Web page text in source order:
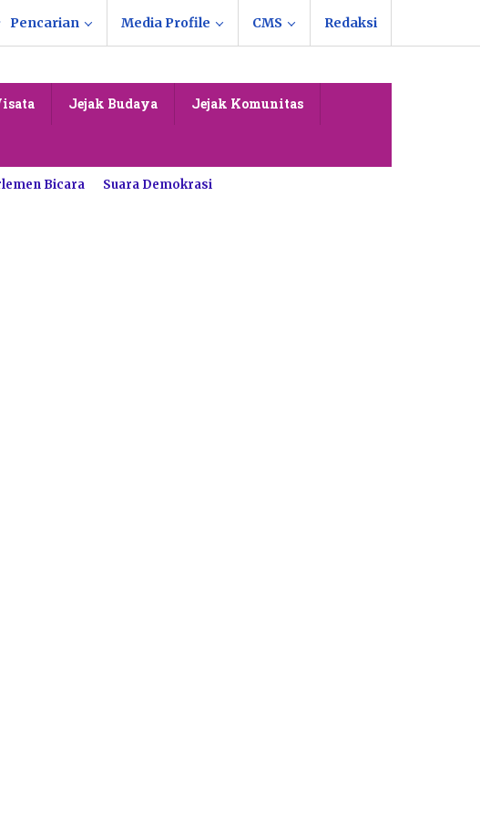
Pencarian Media Profile CMS Redaksi
Jejak Budaya Jejak Komunitas
Bicara Suara Demokrasi